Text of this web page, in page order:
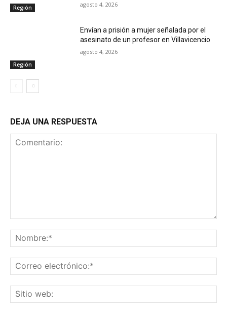
Región agosto 4, 2026
Región
Envían a prisión a mujer señalada por el
asesinato de un profesor en Villavicencio
agosto 4, 2026
DEJA UNA RESPUESTA